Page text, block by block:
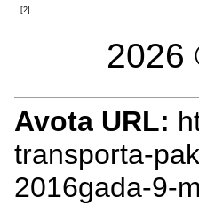
[2]
2026
Avota URL:
transporta-
2016gada-9-